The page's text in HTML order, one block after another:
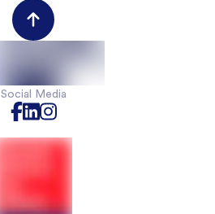
Social Media